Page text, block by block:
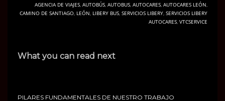
AGENCIA DE VIAJES AUTOBÚS AUTOBUS AUTOCARES AUTOCARES LEÓN
CAMINO DE SANTIAGO LEÓN LIBERY BUS SERVICIOS LIBERY SERVICIOS LIBERY
AUTOCARES VTCSERVICE
What you can read next
PILARES FUNDAMENTALES DE NUESTRO TRABAJO